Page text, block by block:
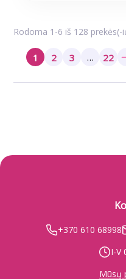
Rodoma 1-6 iš 128 prekės(-
1 2 3 … 22
+370 610 68998
I-V
Mūsų